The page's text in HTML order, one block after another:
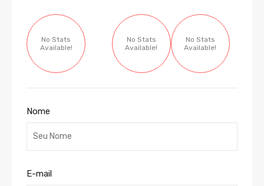
No Stats
Available!
No Stats
Available!
No Stats
Available!
Nome
E-mail